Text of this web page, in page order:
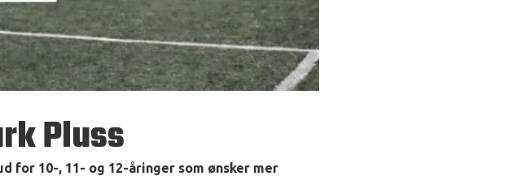
Pluss
for 10-, 11- og 12-åringer som ønsker mer